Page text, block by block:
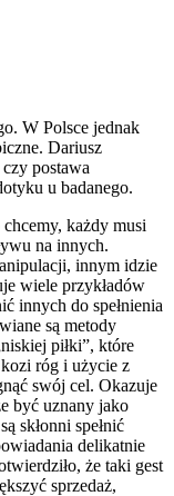
W Polsce jednak
Dariusz
postawa
u badanego.
każdy musi
na innych.
innym idzie
wiele przykładów
innych do spełnienia
są metody
piłki”, które
kozi róg i użycie z
swój cel. Okazuje
być uznany jako
skłonni spełnić
delikatnie
że taki gest
sprzedaż,